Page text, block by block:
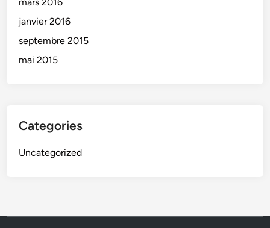
janvier 2016
septembre 2015
mai 2015
Categories
Uncategorized